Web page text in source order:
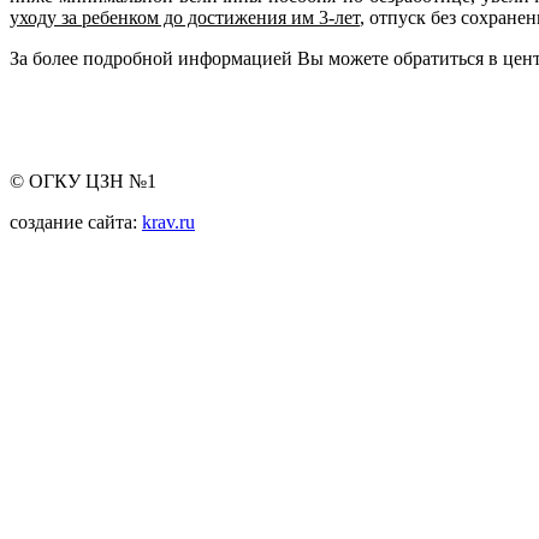
уходу за ребенком до достижения им 3-лет, отпуск без
За более подробной информацией Вы можете обратиться в
© ОГКУ ЦЗН №1
создание сайта: krav.ru